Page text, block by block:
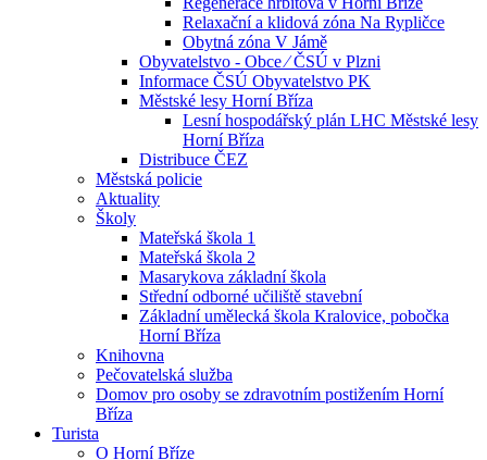
Relaxační a klidová zóna Na Rypličce
Obytná zóna V Jámě
Obyvatelstvo - Obce ⁄ ČSÚ v Plzni
Informace ČSÚ Obyvatelstvo PK
Městské lesy Horní Bříza
Lesní hospodářský plán LHC Městské lesy
Horní Bříza
Distribuce ČEZ
Městská policie
Aktuality
Školy
Mateřská škola 1
Mateřská škola 2
Masarykova základní škola
Střední odborné učiliště stavební
Základní umělecká škola Kralovice, pobočka
Horní Bříza
Knihovna
Pečovatelská služba
Domov pro osoby se zdravotním postižením Horní
Bříza
Turista
O Horní Bříze